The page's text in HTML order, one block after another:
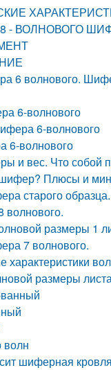
- ВОЛНОВОГО
6 волнового.
6-волнового
6-волнового
6-волнового
и вес. Что собой
Плюсы и
старого
размеры 1
7 волнового.
характеристики
размеры
волн
шиферная кровля